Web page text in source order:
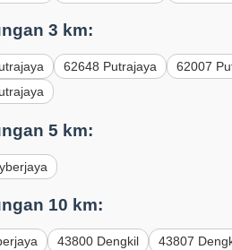
3 km:
62648 Putrajaya 62007
5 km:
10 km:
43800 Dengkil 43807